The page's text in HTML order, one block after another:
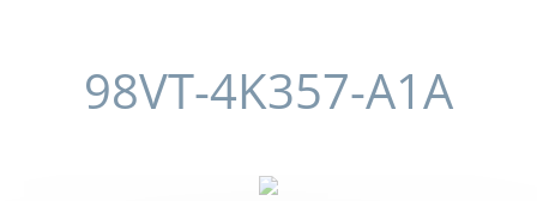
98VT-4K357-A1A